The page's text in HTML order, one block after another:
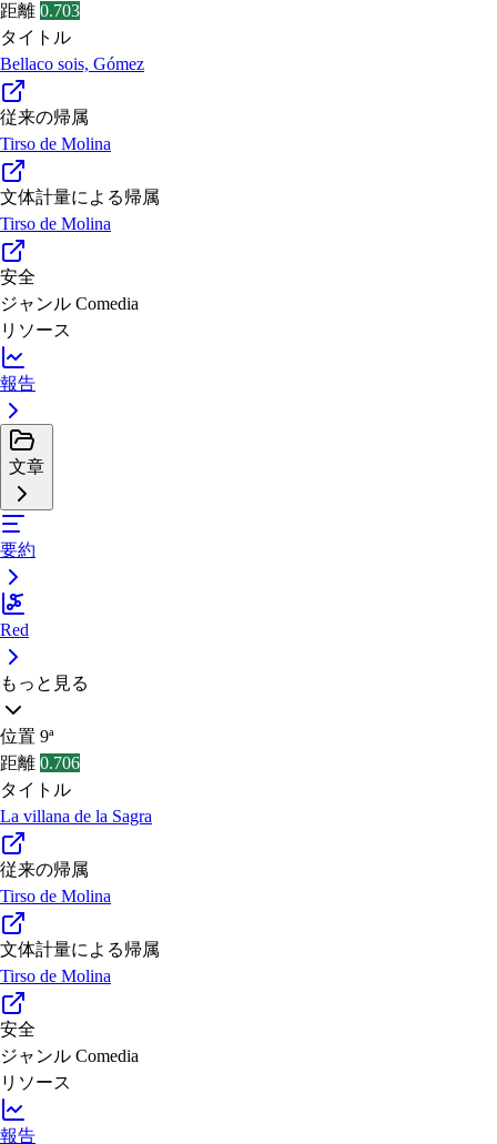
距離 0.703
タイトル
Bellaco sois, Gómez
従来の帰属
Tirso de Molina
文体計量による帰属
Tirso de Molina
安全
ジャンル Comedia
リソース
報告
文章
要約
Red
もっと見る
位置 9ª
距離 0.706
タイトル
La villana de la Sagra
従来の帰属
Tirso de Molina
文体計量による帰属
Tirso de Molina
安全
ジャンル Comedia
リソース
報告